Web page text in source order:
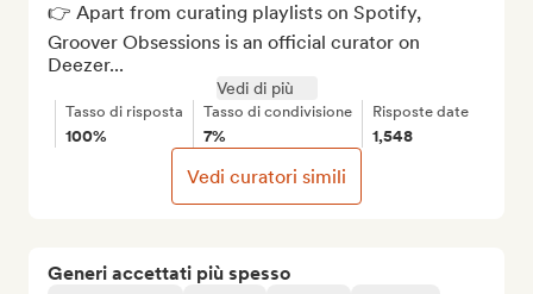
Generi accettati più spesso
👉 Apart from curating playlists on Spotify,
Groover Obsessions is an official curator on
Deezer...
Vedi di più
Tasso di risposta
100%
Tasso di condivisione
7%
Risposte date
1,548
Vedi curatori simili